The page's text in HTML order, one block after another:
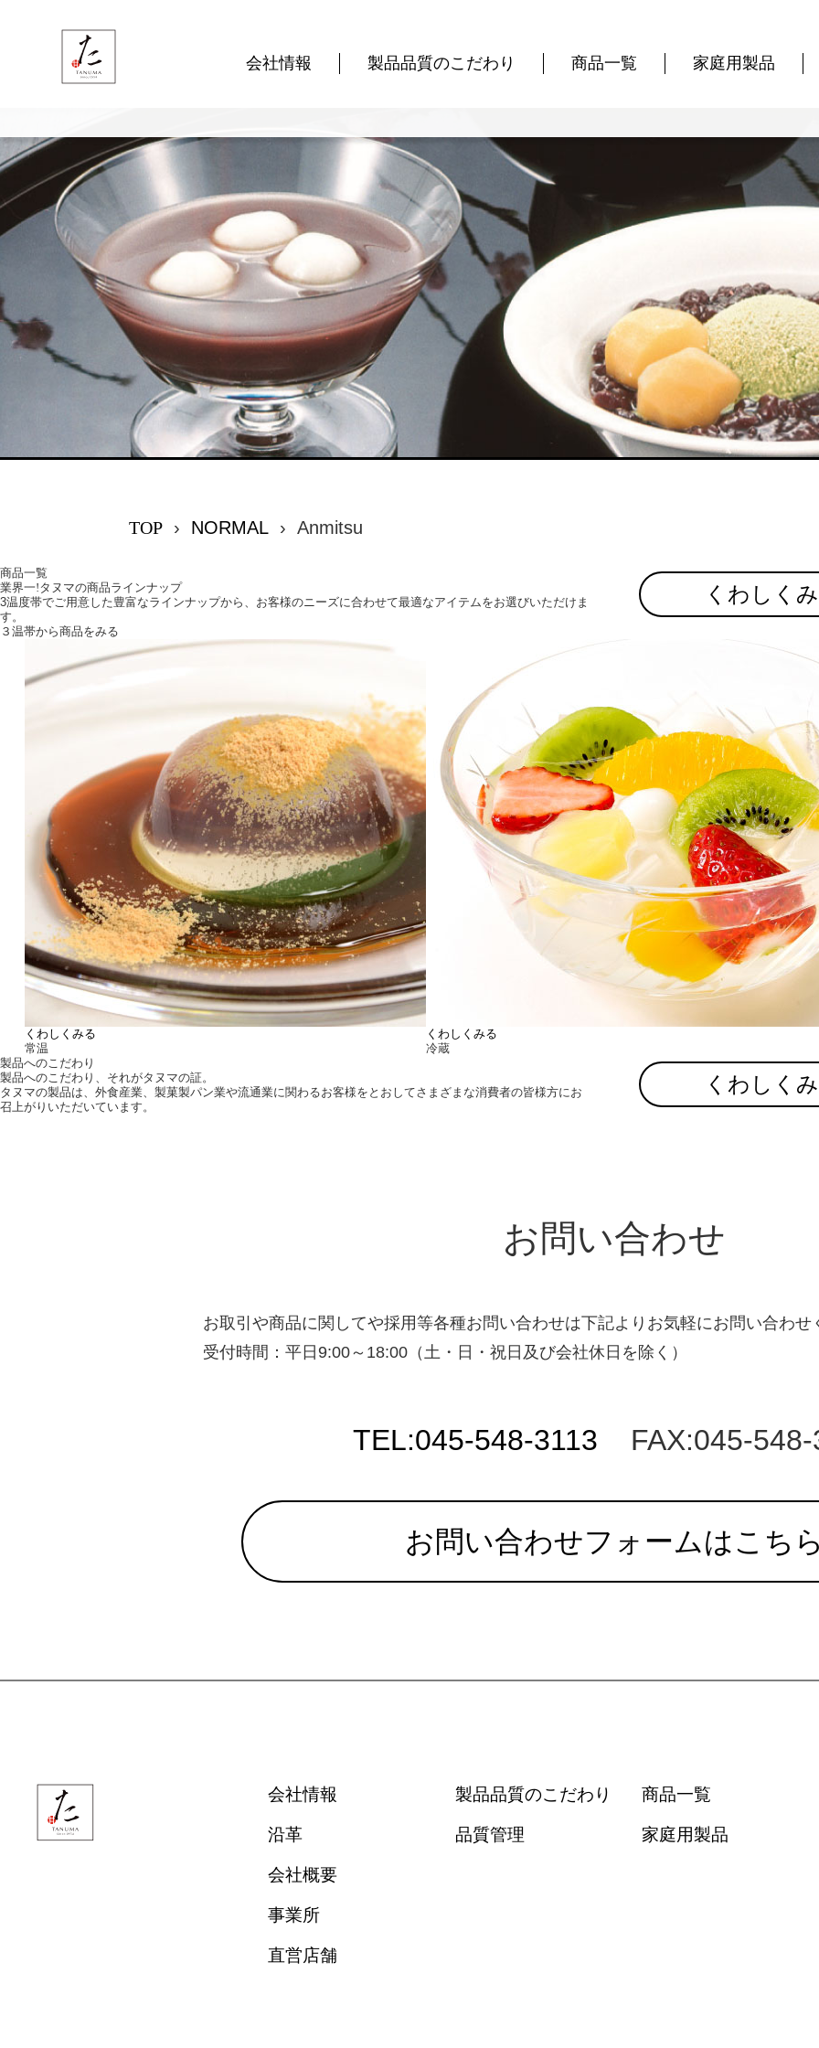
会社情報 製品品質のこだわり 商品一覧 家庭用製品
TOP › NORMAL ›Anmitsu
商品一覧
業界一!タヌマの商品ラインナップ
3温度帯でご用意した豊富なラインナップから、お客様のニーズに合わせて最適なアイテムをお選びいただけま
す。
くわしく
３温帯から商品をみる
くわしくみる
常温
くわしくみる
冷蔵
製品へのこだわり
製品へのこだわり、それがタヌマの証。
タヌマの製品は、外食産業、製菓製パン業や流通業に関わるお客様をとおしてさまざまな消費者の皆様方にお
召上がりいただいています。
くわしく
お問い合わせ
お取引や商品に関してや採用等各種お問い合わせは下記よりお気軽にお問い合わせ
受付時間：平日9:00～18:00（土・日・祝日及び会社休日を除く）
TEL:045-548-3113 FAX:045-
お問い合わせフォームはこち
会社情報
沿革
会社概要
事業所
直営店舗
製品品質のこだわり
品質管理
商品一覧
家庭用製品